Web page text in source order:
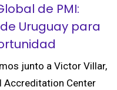
de PMI:
Uruguay para
junto a Victor Villar,
Accreditation Center